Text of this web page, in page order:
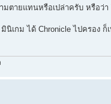
ตายแทนหรือเปล่าครับ หรือว่า
เกม ได้ Chronicle ไปครอง